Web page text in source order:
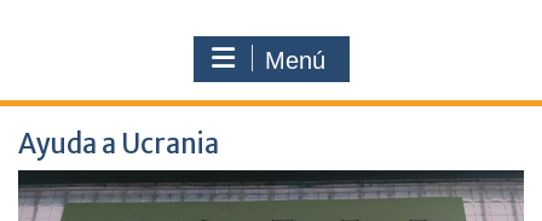
Menú
Ayuda a Ucrania